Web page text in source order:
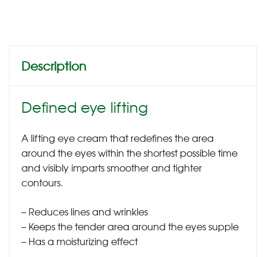
Description
Defined eye lifting
A lifting eye cream that redefines the area
around the eyes within the shortest possible time
and visibly imparts smoother and tighter
contours.
– Reduces lines and wrinkles
– Keeps the tender area around the eyes supple
– Has a moisturizing effect